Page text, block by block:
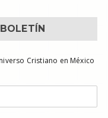
Cristiano en México